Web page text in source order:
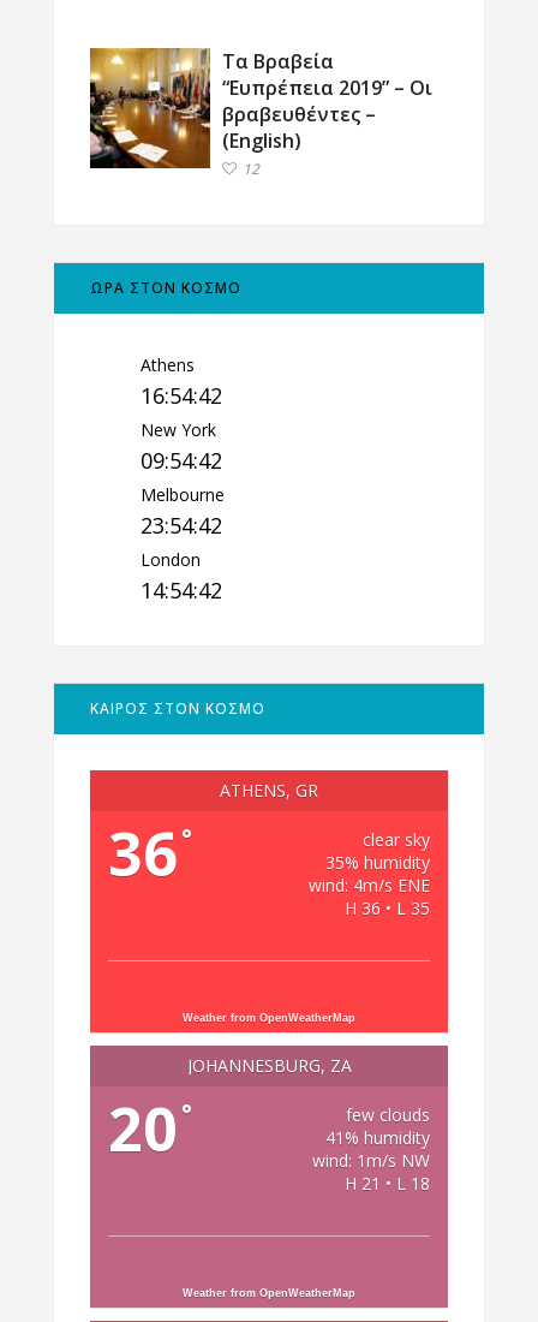
Τα Βραβεία
“Ευπρέπεια 2019” – Οι
βραβευθέντες –
(English)
12
ΩΡΑ ΣΤΟΝ ΚΟΣΜΟ
Athens
16:54:43
New York
09:54:43
Melbourne
23:54:43
London
14:54:43
ΚΑΙΡΟΣ ΣΤΟΝ ΚΟΣΜΟ
ATHENS, GR
36°
clear sky
35% humidity
wind: 4m/s ENE
H 36 • L 35
Weather from OpenWeatherMap
JOHANNESBURG, ZA
20 °
few clouds
41% humidity
wind: 1m/s NW
H 21 • L 18
Weather from OpenWeatherMap